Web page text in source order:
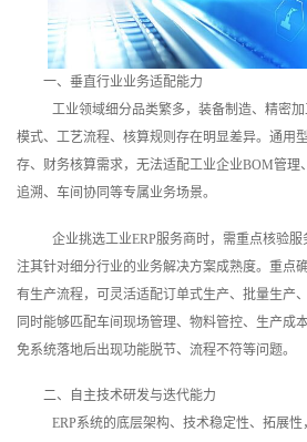
一、垂直行业业务适配能力
工业领域细分品类繁多，装备制造、精密
模式、工艺流程、核算规则存在明显差异。通用
存、财务核算需求，无法适配工业企业BOM管理
追溯、车间协同等专属业务场景。
企业挑选工业ERP服务商时，需重点核验
注其针对细分行业的业务解决方案成熟度。重点
有生产流程，可灵活适配订单式生产、批量生产
同时能够匹配车间现场管理、物料管控、生产成
免系统落地后出现功能脱节、流程不符等问题。
二、自主技术研发与迭代能力
ERP系统的底层架构、技术稳定性、拓展